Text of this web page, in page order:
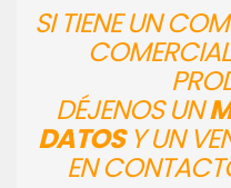
SI TIENE UN
DÉJENOS UN
DATOSY UN
EN